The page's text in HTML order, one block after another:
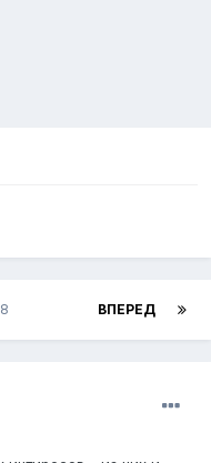
ВПЕРЕД